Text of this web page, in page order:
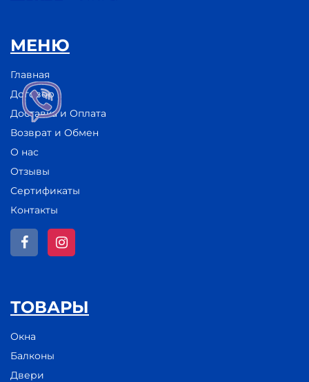
МЕНЮ
Главная
Договор
Доставка и Оплата
Возврат и Обмен
О нас
Отзывы
Сертификаты
Контакты
ТОВАРЫ
Окна
Балконы
Двери